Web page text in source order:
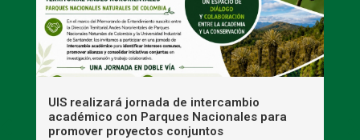
UIS realizará jornada de intercambio
académico con Parques Nacionales para
promover proyectos conjuntos